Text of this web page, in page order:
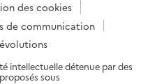
des cookies
de communication
intellectuelle détenue par des
sous